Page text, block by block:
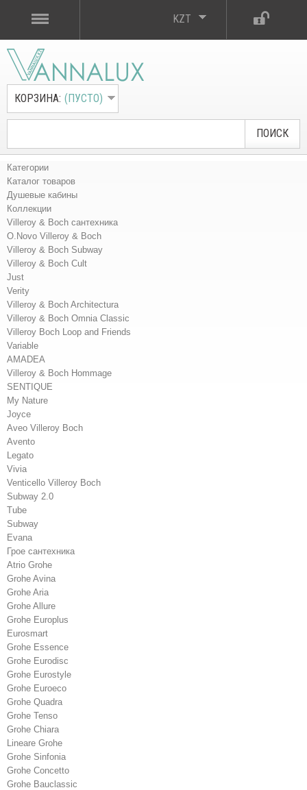
KZT
ПОИСК
КОРЗИНА: (ПУСТО)
Категории
Каталог товаров
Душевые кабины
Коллекции
Villeroy & Boch сантехника
O.Novo Villeroy & Boch
Villeroy & Boch Subway
Villeroy & Boch Cult
Just
Verity
Villeroy & Boch Architectura
Villeroy & Boch Omnia Classic
Villeroy Boch Loop and Friends
Variable
AMADEA
Villeroy & Boch Hommage
SENTIQUE
My Nature
Joyce
Aveo Villeroy Boch
Avento
Legato
Vivia
Venticello Villeroy Boch
Subway 2.0
Tube
Subway
Evana
Грое сантехника
Atrio Grohe
Grohe Avina
Grohe Aria
Grohe Allure
Grohe Europlus
Eurosmart
Grohe Essence
Grohe Eurodisc
Grohe Eurostyle
Grohe Euroeco
Grohe Quadra
Grohe Tenso
Grohe Chiara
Lineare Grohe
Grohe Sinfonia
Grohe Concetto
Grohe Bauclassic